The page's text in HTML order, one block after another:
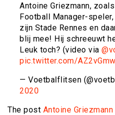
Antoine Griezmann,
Football Manager-
zijn Stade Rennes en
blij mee! Hij schreeuwt
Leuk toch? (video via
pic.twitter.com/
— Voetbalflitsen
2020
The post Antoine